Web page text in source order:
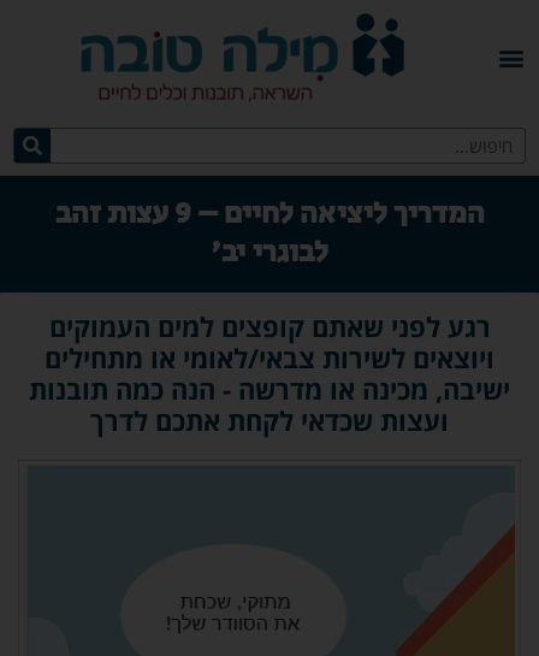
המדריך ליציאה לחיים – 9 עצות זהב
לבוגרי יב'
רגע לפני שאתם קופצים למים העמוקים
ויוצאים לשירות צבאי/לאומי או מתחילים
ישיבה, מכינה או מדרשה - הנה כמה תובנות
ועצות שכדאי לקחת אתכם לדרך